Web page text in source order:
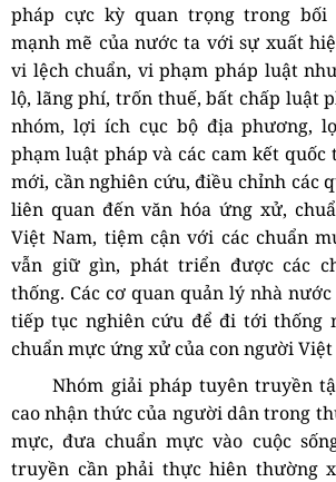
pháp cực kỳ quan trọng trong bối
mạnh mẽ của nước ta với sự xuất
vi lệch chuẩn, vi phạm pháp luật
lộ, lãng phí, trốn thuế, bất chấp luật
nhóm, lợi ích cục bộ địa phương,
phạm luật pháp và các cam kết quốc
mới, cần nghiên cứu, điều chỉnh các
liên quan đến văn hóa ứng xử,
Việt Nam, tiệm cận với các chuẩn
vẫn giữ gìn, phát triển được các
thống. Các cơ quan quản lý nhà
tiếp tục nghiên cứu để đi tới thống
chuẩn mực ứng xử của con người
Nhóm giải pháp tuyên truyền
cao nhận thức của người dân trong
mực, đưa chuẩn mực vào cuộc
truyền cần phải thực hiên thường